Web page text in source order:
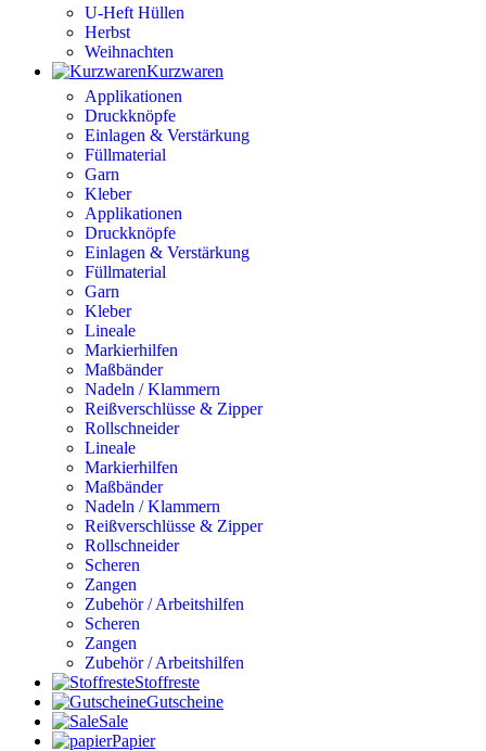
U-Heft Hüllen
Herbst
Weihnachten
Kurzwaren
Applikationen
Druckknöpfe
Einlagen & Verstärkung
Füllmaterial
Garn
Kleber
Applikationen
Druckknöpfe
Einlagen & Verstärkung
Füllmaterial
Garn
Kleber
Lineale
Markierhilfen
Maßbänder
Nadeln / Klammern
Reißverschlüsse & Zipper
Rollschneider
Lineale
Markierhilfen
Maßbänder
Nadeln / Klammern
Reißverschlüsse & Zipper
Rollschneider
Scheren
Zangen
Zubehör / Arbeitshilfen
Scheren
Zangen
Zubehör / Arbeitshilfen
Stoffreste
Gutscheine
Sale
Papier